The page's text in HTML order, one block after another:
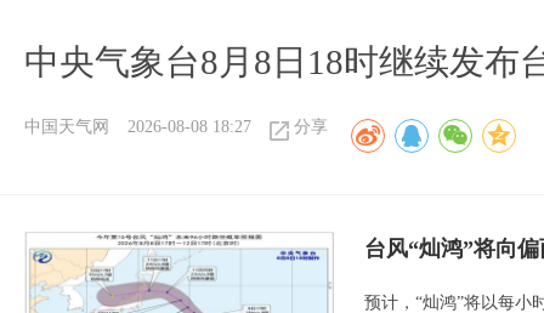
中央气象台8月8日18时继续发布
中国天气网 2026-08-08 18:27 分享
台风“灿鸿”将向
预计，“灿鸿”将以每小